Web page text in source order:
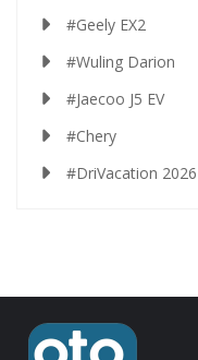
#Geely EX2
#Wuling Darion
#Jaecoo J5 EV
#Chery
#DriVacation 2026